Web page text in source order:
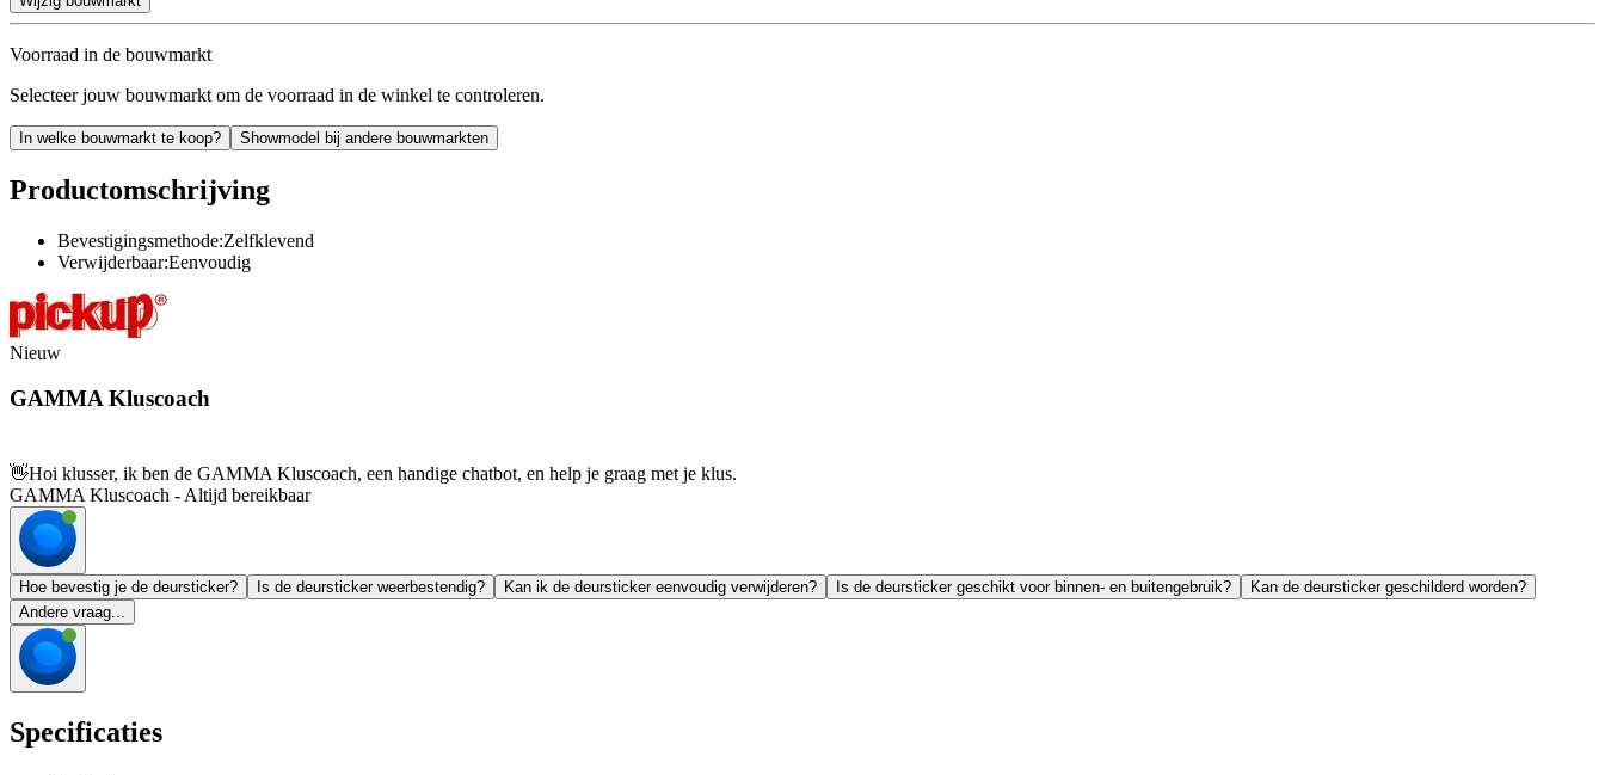
Voorraad in de bouwmarkt
Selecteer jouw bouwmarkt om de voorraad in de winkel te controleren.
In welke bouwmarkt te koop? Showmodel bij andere bouwmarkten
Productomschrijving
Bevestigingsmethode:Zelfklevend
Verwijderbaar:Eenvoudig
Nieuw
GAMMA Kluscoach
👋Hoi klusser, ik ben de GAMMA Kluscoach, een handige chatbot, en help je graag met je klus.
GAMMA Kluscoach - Altijd bereikbaar
Hoe bevestig je de deursticker? Is de deursticker weerbestendig? Kan ik de deursticker eenvoudig verwijderen? Is de deursticker geschikt voor binnen- en buitengebruik?
Kan de deursticker geschilderd worden?
Andere vraag...
Specificaties